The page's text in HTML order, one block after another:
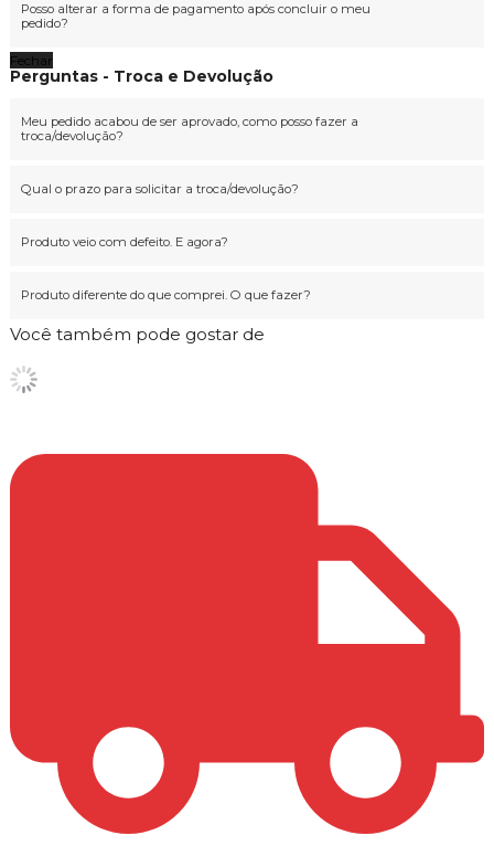
Posso alterar a forma de pagamento após concluir o meu
pedido?
Fechar
Perguntas - Troca e Devolução
Meu pedido acabou de ser aprovado, como posso fazer a
troca/devolução?
Qual o prazo para solicitar a troca/devolução?
Produto veio com defeito. E agora?
Produto diferente do que comprei. O que fazer?
Você também pode gostar de